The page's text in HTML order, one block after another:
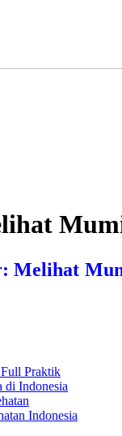
Praktik
di Indonesia
Indonesia